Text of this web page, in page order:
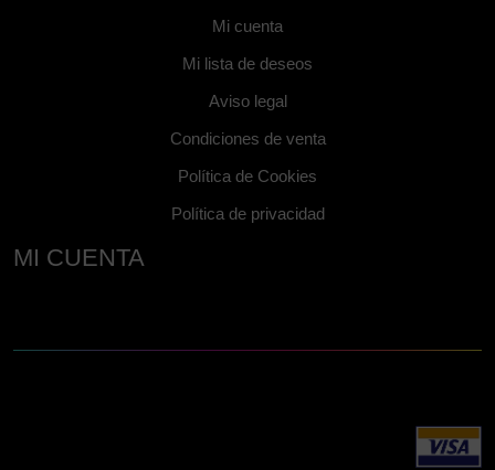
Mi cuenta
Mi lista de deseos
Aviso legal
Condiciones de venta
Política de Cookies
Política de privacidad
MI CUENTA